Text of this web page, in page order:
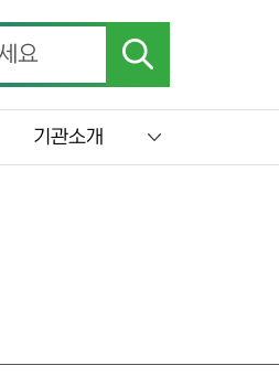
요
기관소개